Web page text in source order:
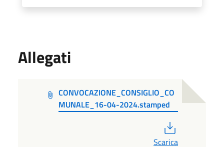
Allegati
CONVOCAZIONE_CONSIGLIO_CO
MUNALE_16-04-2024.stamped
Scarica